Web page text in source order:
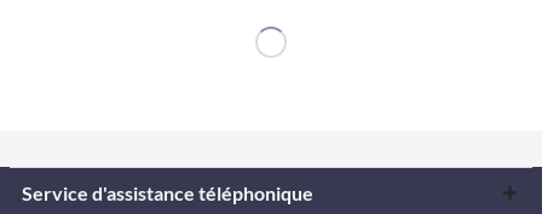
Service d'assistance téléphonique